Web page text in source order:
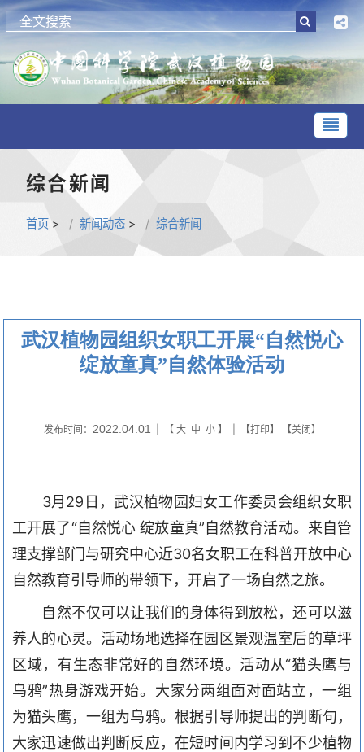
综合新闻
首页 > 新闻动态 > 综合新闻
武汉植物园组织女职工开展“自然悦心
绽放童真”自然体验活动
发布时间： 2022.04.01 | 【 大 中 小】 | 【打印】 【关闭】
3月 29 日，武汉植物园妇女工作委员会组织女职
工开展了“自然悦心 绽放童真”自然教育活动。来自管
理支撑部门与研究中心近30名女职工在科普开放中心
自然教育引导师的带领下，开启了一场自然之旅。
自然不仅可以让我们的身体得到放松，还可以滋
养人的心灵。活动场地选择在园区景观温室后的草坪
区域， 有生态非常好的自然环境。活动从“猫头鹰与
乌鸦”热身游戏开始。大家分两组面对面站立，一组
为猫头鹰，一组为乌鸦。根据引导师提出的判断句，
大家迅速做出判断反应，在短时间内学习到 不少植物